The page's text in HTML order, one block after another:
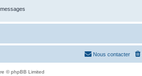
Nous contacter
© phpBB Limited